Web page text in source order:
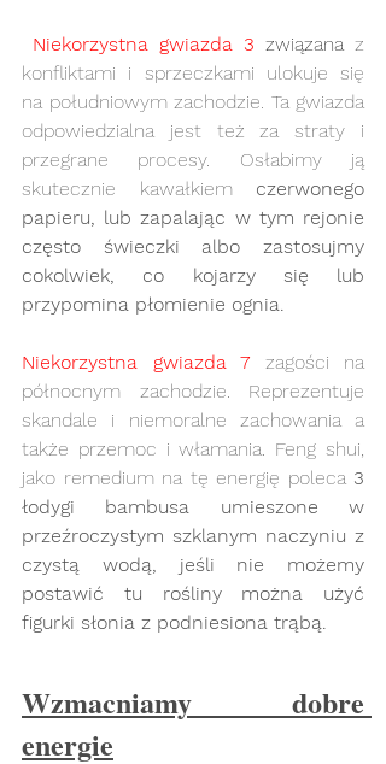
Niekorzystna gwiazda 3 związana z
konfliktami i sprzeczkami ulokuje się
na południowym zachodzie. Ta gwiazda
odpowiedzialna jest też za straty i
przegrane procesy. Osłabimy ją
skutecznie kawałkiem czerwonego
papieru, lub zapalając w tym rejonie
często świeczki albo zastosujmy
cokolwiek, co kojarzy się lub
przypomina płomienie ognia.
Niekorzystna gwiazda 7 zagości na
północnym zachodzie. Reprezentuje
skandale i niemoralne zachowania a
także przemoc i włamania. Feng shui,
jako remedium na tę energię poleca 3
łodygi bambusa umieszone w
przeźroczystym szklanym naczyniu z
czystą wodą, jeśli nie możemy
postawić tu rośliny można użyć
figurki słonia z podniesiona trąbą.
Wzmacniamy dobre
energie